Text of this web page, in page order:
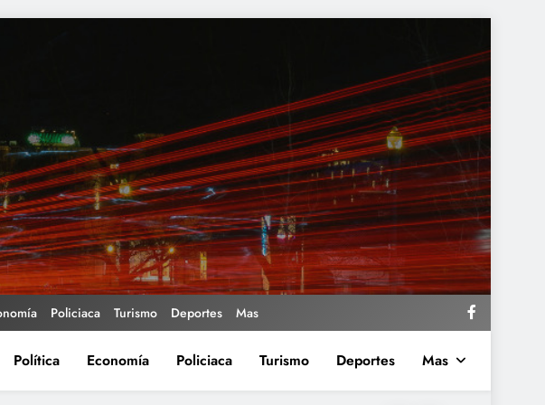
Policiaca Turismo Deportes Mas
Política Economía Policiaca Turismo Deportes Mas